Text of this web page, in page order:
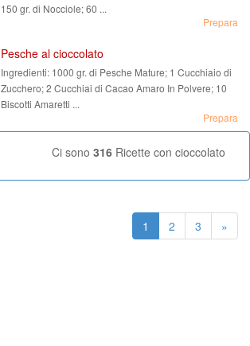
150 gr. di Nocciole; 60 ...
Prepara
Pesche al cioccolato
Ingredienti: 1000 gr. di Pesche Mature; 1 Cucchiaio di
Zucchero; 2 Cucchiai di Cacao Amaro In Polvere; 10
Biscotti Amaretti ...
Prepara
Ci sono 316 Ricette con cioccolato
1 2 3 »